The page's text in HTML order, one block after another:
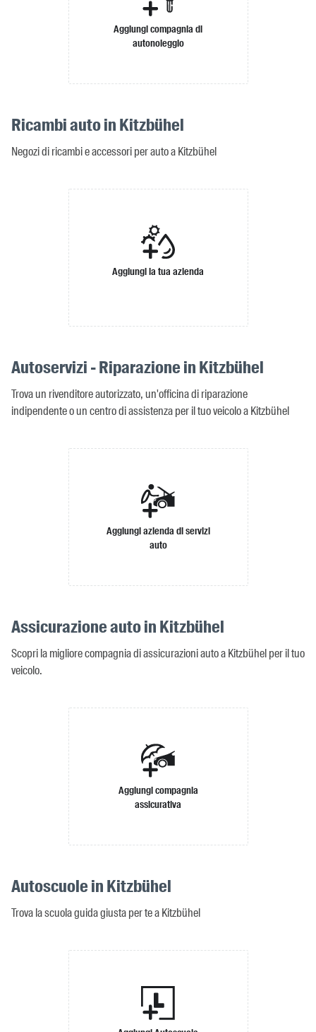
Aggiungi compagnia di
autonoleggio
Ricambi auto in Kitzbühel
Negozi di ricambi e accessori per auto a Kitzbühel
Aggiungi la tua azienda
Autoservizi - Riparazione in Kitzbühel
Trova un rivenditore autorizzato, un'officina di riparazione
indipendente o un centro di assistenza per il tuo veicolo a Kitzbühel
Aggiungi azienda di servizi
auto
Assicurazione auto in Kitzbühel
Scopri la migliore compagnia di assicurazioni auto a Kitzbühel per il tuo
veicolo.
Aggiungi compagnia
assicurativa
Autoscuole in Kitzbühel
Trova la scuola guida giusta per te a Kitzbühel